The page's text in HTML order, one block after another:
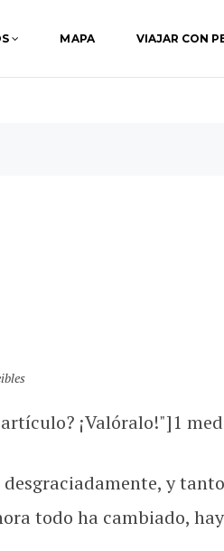
MAPA VIAJAR CON
¡Valóralo!"]1
y
todo ha cambiado,